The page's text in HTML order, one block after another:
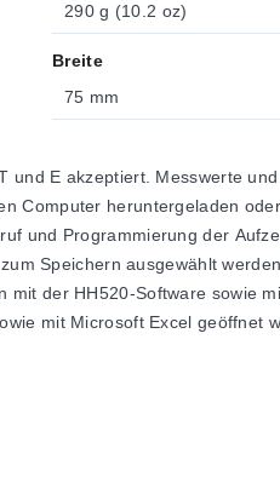
290 g (10.2 oz)
Breite
75 mm
E akzeptiert. Messwerte
Computer heruntergeladen
und Programmierung der
Speichern ausgewählt
der HH520-Software sowie
mit Microsoft Excel geöffnet